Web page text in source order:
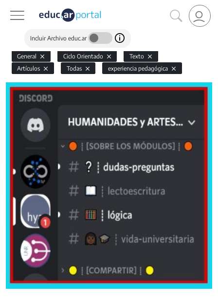
Incluir Archivo educ.ar
General Ciclo Orientado
Texto
Artículos
Todas experiencia pedagógica